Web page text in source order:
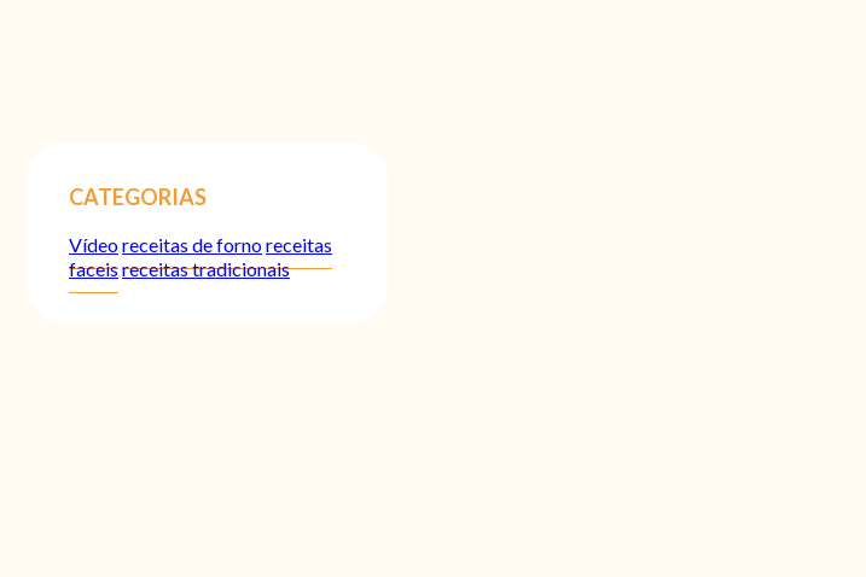
CATEGORIAS
Vídeoreceitas de fornoreceitas
faceisreceitas tradicionais